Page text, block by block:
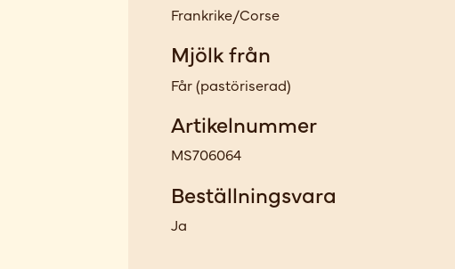
Frankrike/Corse
Mjölk från
Får(pastöriserad)
Artikelnummer
MS706064
Beställningsvara
Ja